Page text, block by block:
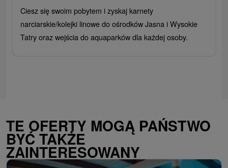
Ciesz się swoim pobytem i zyskaj karnety
narciarskie/kolejki linowe do ośrodków Jasna i Wysokie
Tatry oraz wejścia do aquaparków dla każdej osoby.
TE OFERTY MOGĄ PAŃSTWO
BYĆ TAKŻE
ZAINTERESOWANY